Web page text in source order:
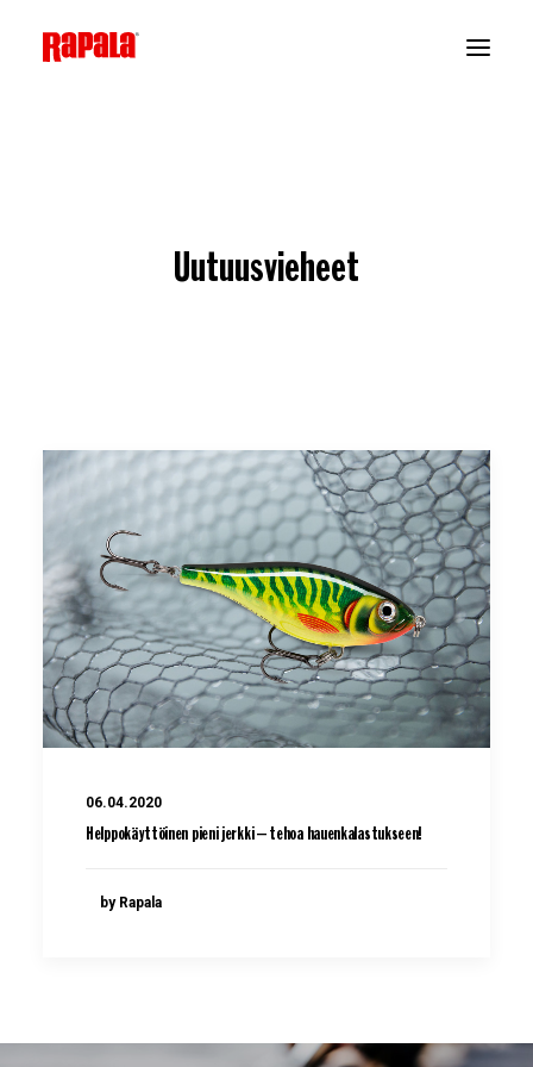
Uutuusvieheet
06.04.2020
Helppokäyttöinen pieni jerkki – tehoa hauenkalastukseen!
by Rapala